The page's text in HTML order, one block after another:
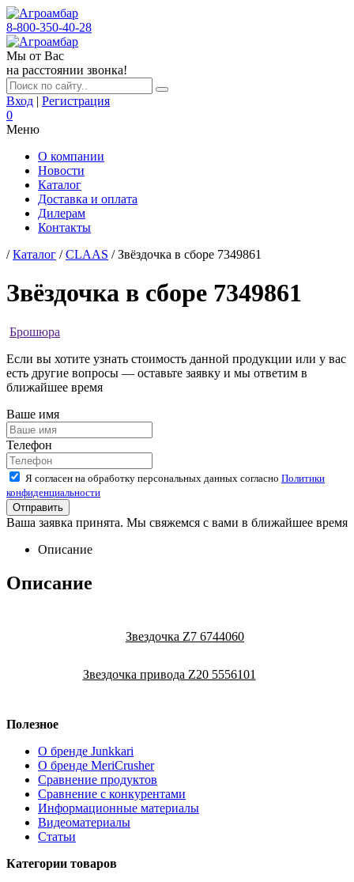
8-800-350-40-28
Мы от Вас
на расстоянии звонка!
Вход | Регистрация
0
Меню
О компании
Новости
Каталог
Доставка и оплата
Дилерам
Контакты
/Каталог /CLAAS / Звёздочка в сборе 7349861
Звёздочка в сборе 7349861
Брошюра
Если вы хотите узнать стоимость данной продукции или у вас
есть другие вопросы — оставьте заявку и мы ответим в
ближайшее время
Ваше имя
Телефон
Я согласен на обработку персональных данных согласно Политики
конфиденциальности
Ваша заявка принята. Мы свяжемся с вами в ближайшее время
Описание
Описание
Звездочка Z7 6744060
Звездочка привода Z20 5556101
Полезное
О бренде Junkkari
О бренде MeriCrusher
Сравнение продуктов
Сравнение с конкурентами
Информационные материалы
Видеоматериалы
Статьи
Категории товаров